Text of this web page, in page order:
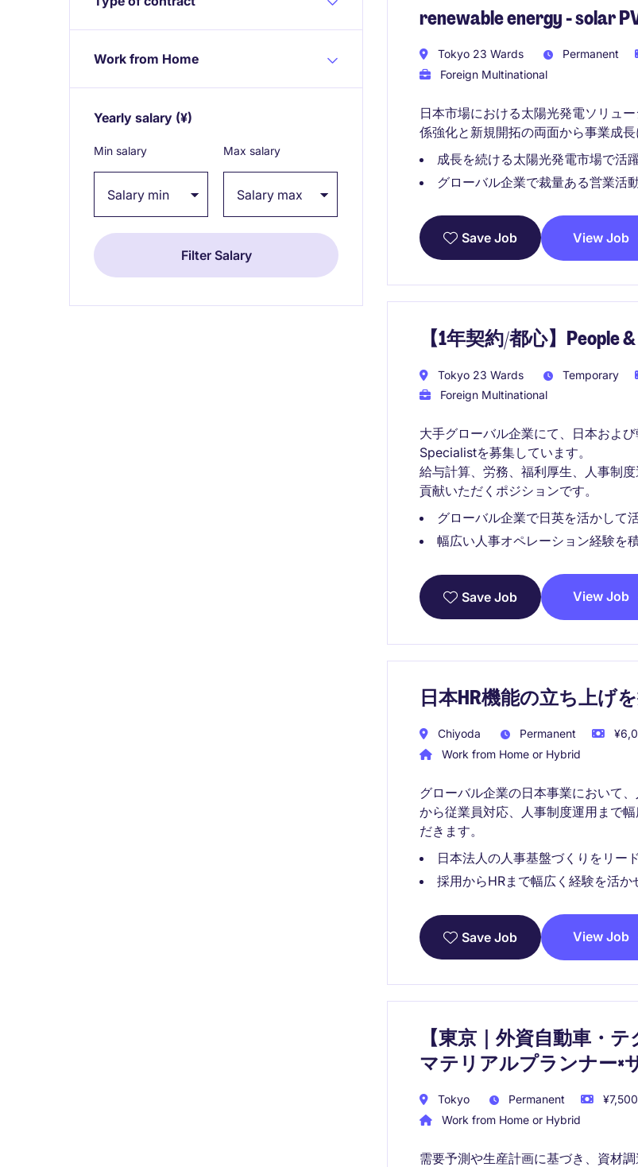
Work from Home
Yearly salary (¥)
Min salary Max salary
renewable energy - solar
Tokyo 23 Wards Permanent
Foreign Multinational
日本市場における太陽光発電ソリュ
係強化と新規開拓の両面から事業成長
成長を続ける太陽光発電市場で活
グローバル企業で裁量ある営業活
Save Job View Job
【1年契約/都心】People
Tokyo 23 Wards Temporary
Foreign Multinational
大手グローバル企業にて、日本およ
Specialistを募集しています。
給与計算、労務、福利厚生、人事制
貢献いただくポジションです。
グローバル企業で日英を活かして
幅広い人事オペレーション経験を
Save Job View Job
日本HR機能の立ち上げ
Chiyoda Permanent
Work from Home or Hybrid
グローバル企業の日本事業において
から従業員対応、人事制度運用まで
だきます。
日本法人の人事基盤づくりをリード
採用からHRまで幅広く経験を活か
Save Job View Job
【東京｜外資自動車・
マテリアルプランナー×
Tokyo Permanent
Work from Home or Hybrid
需要予測や生産計画に基づき、資材